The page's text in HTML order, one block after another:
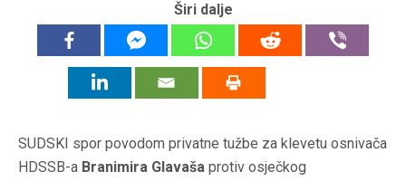
Širi dalje
SUDSKI spor povodom privatne tužbe za klevetu osnivača
HDSSB-a Branimira Glavaša protiv osječkog